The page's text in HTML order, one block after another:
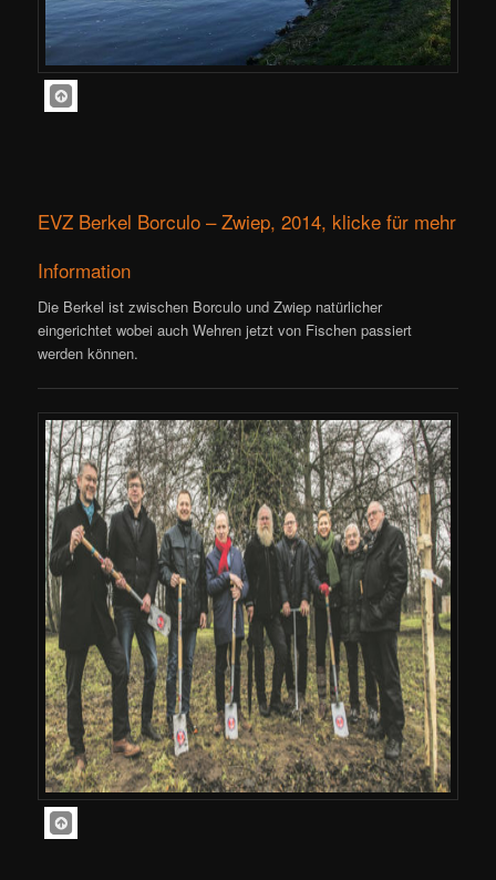
EVZ Berkel Borculo – Zwiep, 2014, klicke für mehr
Information
Die Berkel ist zwischen Borculo und Zwiep natürlicher
eingerichtet wobei auch Wehren jetzt von Fischen passiert
werden können.